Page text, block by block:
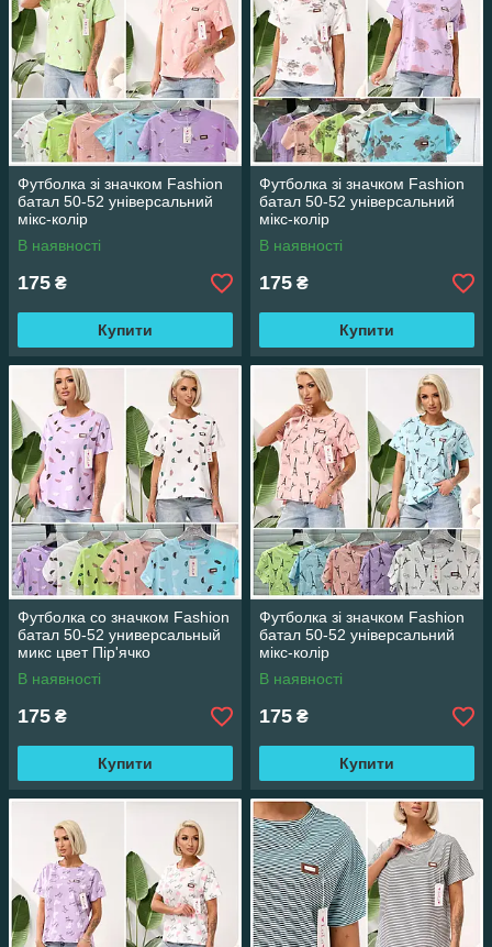
Футболка зі значком Fashion
батал 50-52 універсальний
мікс-колір
В наявності
175 ₴
Купити
Футболка зі значком Fashion
батал 50-52 універсальний
мікс-колір
В наявності
175 ₴
Купити
Футболка со значком Fashion
батал 50-52 универсальный
микс цвет Пір'ячко
В наявності
175 ₴
Купити
Футболка зі значком Fashion
батал 50-52 універсальний
мікс-колір
В наявності
175 ₴
Купити